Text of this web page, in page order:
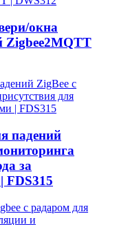
окна
Zigbee2MQTT
падений
за